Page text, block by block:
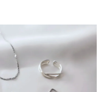
ると思います😊 ぜひ日
にありがとうございまし